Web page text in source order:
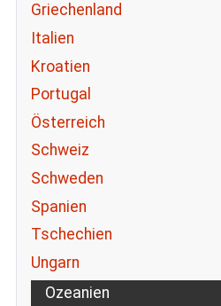
Griechenland
Italien
Kroatien
Portugal
Österreich
Schweiz
Schweden
Spanien
Tschechien
Ungarn
Ozeanien